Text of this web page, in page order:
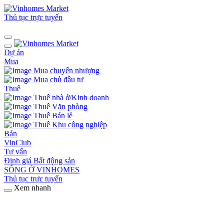
Thủ tục trực tuyến
Dự án
Mua
Mua chuyển nhượng
Mua chủ đầu tư
Thuê
Thuê nhà ở/Kinh doanh
Thuê Văn phòng
Thuê Bán lẻ
Thuê Khu công nghiệp
Bán
VinClub
Tư vấn
Định giá Bất động sản
SỐNG Ở VINHOMES
Thủ tục trực tuyến
Xem nhanh